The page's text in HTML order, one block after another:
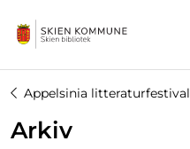
Appelsinia litteraturfestival
Arkiv